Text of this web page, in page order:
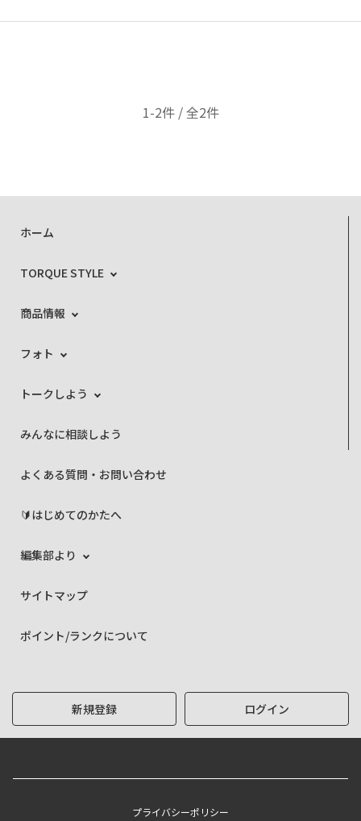
1-2件 / 全2件
ホーム
TORQUE STYLE
商品情報
フォト
トークしよう
みんなに相談しよう
よくある質問・お問い合わせ
🔰はじめてのかたへ
編集部より
サイトマップ
ポイント/ランクについて
新規登録 ログイン
プライバシーポリシー